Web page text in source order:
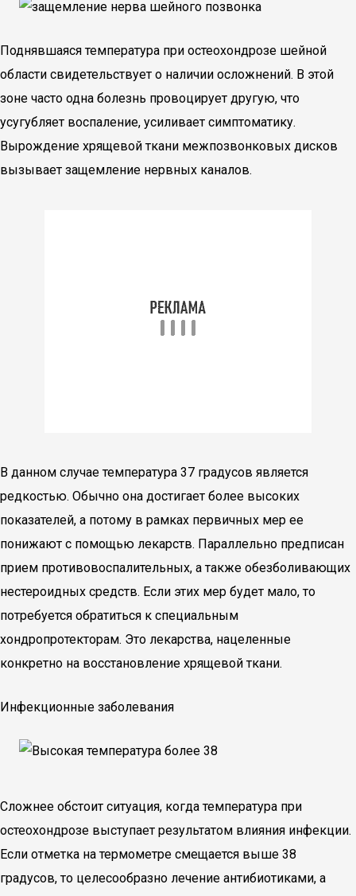
Поднявшаяся температура при остеохондрозе шейной
области свидетельствует о наличии осложнений. В этой
зоне часто одна болезнь провоцирует другую, что
усугубляет воспаление, усиливает симптоматику.
Вырождение хрящевой ткани межпозвонковых дисков
вызывает защемление нервных каналов.
В данном случае температура 37 градусов является
редкостью. Обычно она достигает более высоких
показателей, а потому в рамках первичных мер ее
понижают с помощью лекарств. Параллельно предписан
прием противовоспалительных, а также обезболивающих
нестероидных средств. Если этих мер будет мало, то
потребуется обратиться к специальным
хондропротекторам. Это лекарства, нацеленные
конкретно на восстановление хрящевой ткани.
Инфекционные заболевания
Сложнее обстоит ситуация, когда температура при
остеохондрозе выступает результатом влияния инфекции.
Если отметка на термометре смещается выше 38
градусов, то целесообразно лечение антибиотиками, а